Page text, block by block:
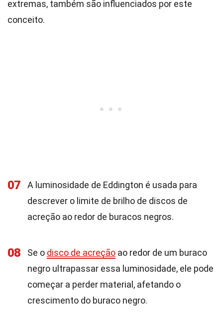
extremas, também são influenciados por este
conceito.
07
A luminosidade de Eddington é usada para
descrever o limite de brilho de discos de
acreção ao redor de buracos negros.
08 Se o disco de acreção ao redor de um buraco
negro ultrapassar essa luminosidade, ele pode
começar a perder material, afetando o
crescimento do buraco negro.